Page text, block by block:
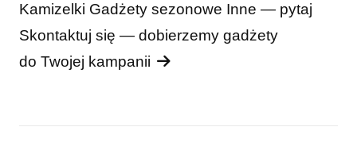
Kamizelki Gadżety sezonowe Inne — pytaj
Skontaktuj się — dobierzemy gadżety
do Twojej kampanii